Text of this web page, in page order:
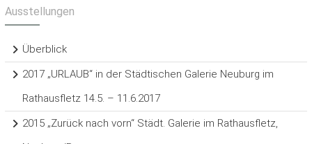
Ausstellungen
Überblick
2017 „URLAUB“ in der Städtischen Galerie Neuburg im
Rathausfletz 14.5. – 11.6.2017
2015 „Zurück nach vorn“ Städt. Galerie im Rathausfletz,